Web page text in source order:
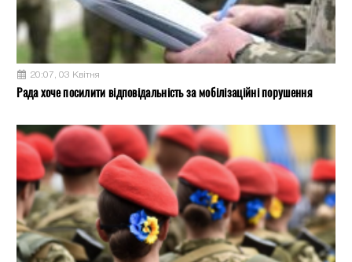
20:07, 03 Квітня
Рада хоче посилити відповідальність за мобілізаційні порушення